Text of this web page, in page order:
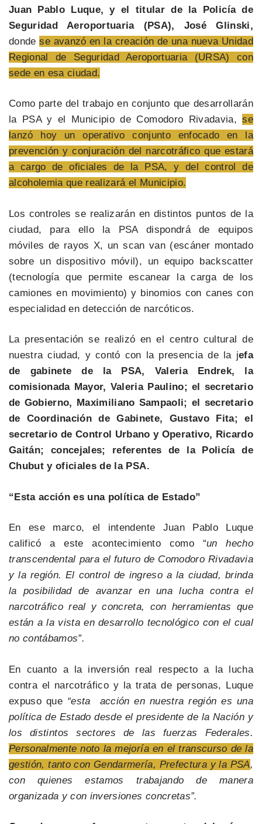
Juan Pablo Luque, y el titular de la Policía de
Seguridad Aeroportuaria (PSA), José Glinski,
dondese avanzó en la creación de una nueva Unidad
Regional de Seguridad Aeroportuaria (URSA) con
sede en esa ciudad.
Como parte del trabajo en conjunto que desarrollarán
la PSA y el Municipio de Comodoro Rivadavia,se
lanzó hoy un operativo conjunto enfocado en la
prevención y conjuración del narcotráfico que estará
a cargo de oficiales de la PSA, y del control de
alcoholemia que realizará el Municipio.
Los controles se realizarán en distintos puntos de la
ciudad, para ello la PSA dispondrá de equipos
móviles de rayos X, un scan van (escáner montado
sobre un dispositivo móvil), un equipo backscatter
(tecnología que permite escanear la carga de los
camiones en movimiento) y binomios con canes con
especialidad en detección de narcóticos.
La presentación se realizó en el centro cultural de
nuestra ciudad, y contó con la presencia de la jefa
de gabinete de la PSA, Valeria Endrek, la
comisionada Mayor, Valeria Paulino; el secretario
de Gobierno, Maximiliano Sampaoli; el secretario
de Coordinación de Gabinete, Gustavo Fita; el
secretario de Control Urbano y Operativo, Ricardo
Gaitán; concejales; referentes de la Policía de
Chubut y oficiales de la PSA.
“Esta acción es una política de Estado”
En ese marco, el intendente Juan Pablo Luque
calificó a este acontecimiento como “un hecho
transcendental para el futuro de Comodoro Rivadavia
y la región. El control de ingreso a la ciudad, brinda
la posibilidad de avanzar en una lucha contra el
narcotráfico real y concreta, con herramientas que
están a la vista en desarrollo tecnológico con el cual
no contábamos”.
En cuanto a la inversión real respecto a la lucha
contra el narcotráfico y la trata de personas, Luque
expuso que “esta acción en nuestra región es una
política de Estado desde el presidente de la Nación y
los distintos sectores de las fuerzas Federales.
Personalmente noto la mejoría en el transcurso de la
gestión, tanto con Gendarmería, Prefectura y la PSA,
con quienes estamos trabajando de manera
organizada y con inversiones concretas”.